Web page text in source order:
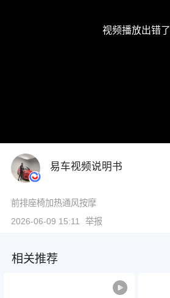
视频播放出错了
易车视频说明书
前排座椅加热通风按摩
2026-06-09 15:11
举报
相关推荐